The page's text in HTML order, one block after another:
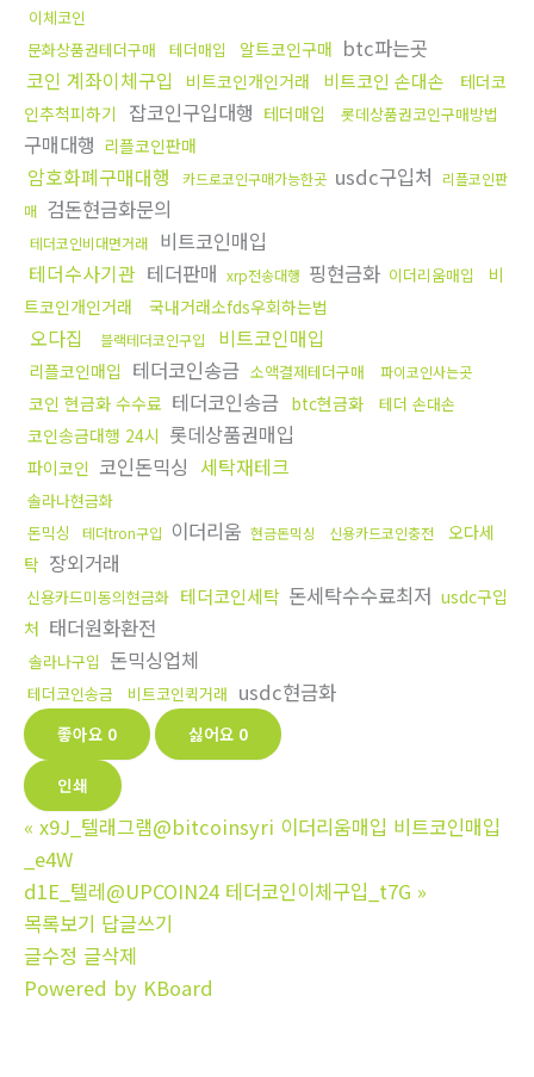
이체코인
문화상품권테더구매
테더매입 알트코인구매 btc파는곳
코인 계좌이체구입
비트코인개인거래 비트코인 손대손
테더코
인추척피하기
잡코인구입대행 테더매입 롯데상품권코인구매방법
구매대행 리플코인판매
암호화폐구매대행 카드로코인구매가능한곳 usdc구입처
리플코인판
매 검돈현금화문의
테더코인비대면거래
비트코인매입
테더수사기관 테더판매 xrp전송대행 핑현금화 이더리움매입
비
트코인개인거래
국내거래소fds우회하는법
오다집 블랙테더코인구입 비트코인매입
리플코인매입 테더코인송금 소액결제테더구매 파이코인사는곳
코인 현금화 수수료 테더코인송금 btc현금화 테더 손대손
코인송금대행 24시 롯데상품권매입
파이코인 코인돈믹싱 세탁재테크
솔라나현금화
돈믹싱
테더tron구입 이더리움 현금돈믹싱 신용카드코인충전
오다세
탁 장외거래
신용카드미동의현금화 테더코인세탁 돈세탁수수료최저 usdc구입
처 태더원화환전
솔라나구입 돈믹싱업체
테더코인송금 비트코인퀵거래 usdc현금화
좋아요 0 싫어요 0
인쇄
« x9J_텔래그램@bitcoinsyri 이더리움매입 비트코인매입
_e4W
d1E_텔레@UPCOIN24 테더코인이체구입_t7G »
목록보기 답글쓰기
글수정 글삭제
Powered by KBoard